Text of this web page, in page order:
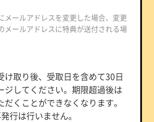
ールアドレスを変更した場合、変更
メールアドレスに特典が送付される場
け取り後、受取日を含めて30日
ジしてください。期限超過後は
くことができなくなります。
行は行いません。